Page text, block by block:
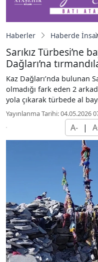
Haberler Haberde
Sarıkız Türbesi’ne
Dağları’na
Kaz Dağları’nda bulunan
olmadığı fark eden 2
yola çıkarak türbede al
Yayınlanma Tarihi: 04.05.2026
A- |